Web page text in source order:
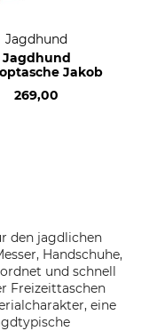
Jagdhund
Jagdhund
Jakob
269,00
den jagdlichen
Handschuhe,
und schnell
Freizeittaschen
eine